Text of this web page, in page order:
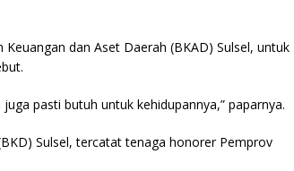
dan Aset Daerah (BKAD) Sulsel, untuk
pasti butuh untuk kehidupannya,” paparnya.
Sulsel, tercatat tenaga honorer Pemprov